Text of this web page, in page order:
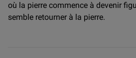
où la pierre commence à devenir
semble retourner à la pierre.